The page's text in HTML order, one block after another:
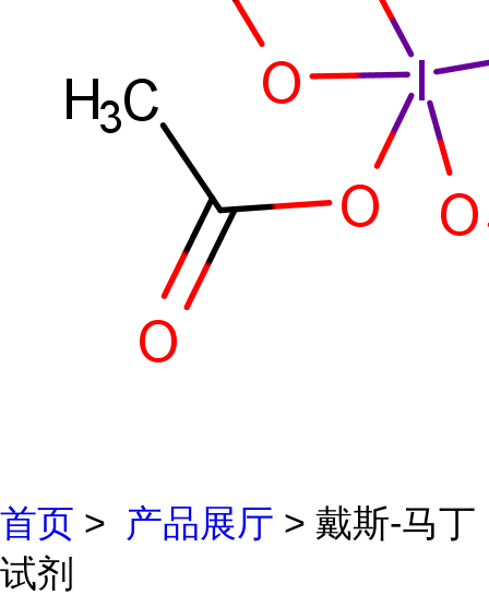
首页 > 产品展厅 > 戴斯-马丁
试剂